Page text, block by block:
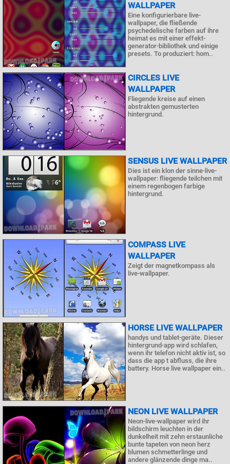
WALLPAPER
Eine konfigurierbare live-
wallpaper, die fließende
psychedelische farben auf ihre
heimat es mit einer effekt-
generator-bibliothek und einige
presets. To produziert: hom..
CIRCLES LIVE
WALLPAPER
Fliegende kreise auf einen
abstrakten gemusterten
hintergrund.
SENSUS LIVE WALLPAPER
Dies ist ein klon der sinne-live-
wallpaper: fliegende teilchen mit
einem regenbogen farbige
hintergrund.
COMPASS LIVE
WALLPAPER
Zeigt der magnetkompass als
live-wallpaper.
HORSE LIVE WALLPAPER
handys und tablet-geräte. Dieser
hintergrund-app wird schlafen,
wenn ihr telefon nicht aktiv ist, so
dass die app t abfluss, die ihre
battery. Horse live wallpaper ein..
NEON LIVE WALLPAPER
Neon-live-wallpaper wird ihr
bildschirm leuchten in der
dunkelheit mit zehn erstaunliche
bunte tapeten von neon herz
blumen schmetterlinge und
andere glänzende dinge ma..